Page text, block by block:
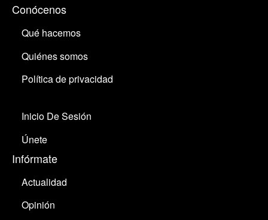
Conócenos
Qué hacemos
Quiénes somos
Política de privacidad
Inicio De Sesión
Únete
Infórmate
Actualidad
Opinión